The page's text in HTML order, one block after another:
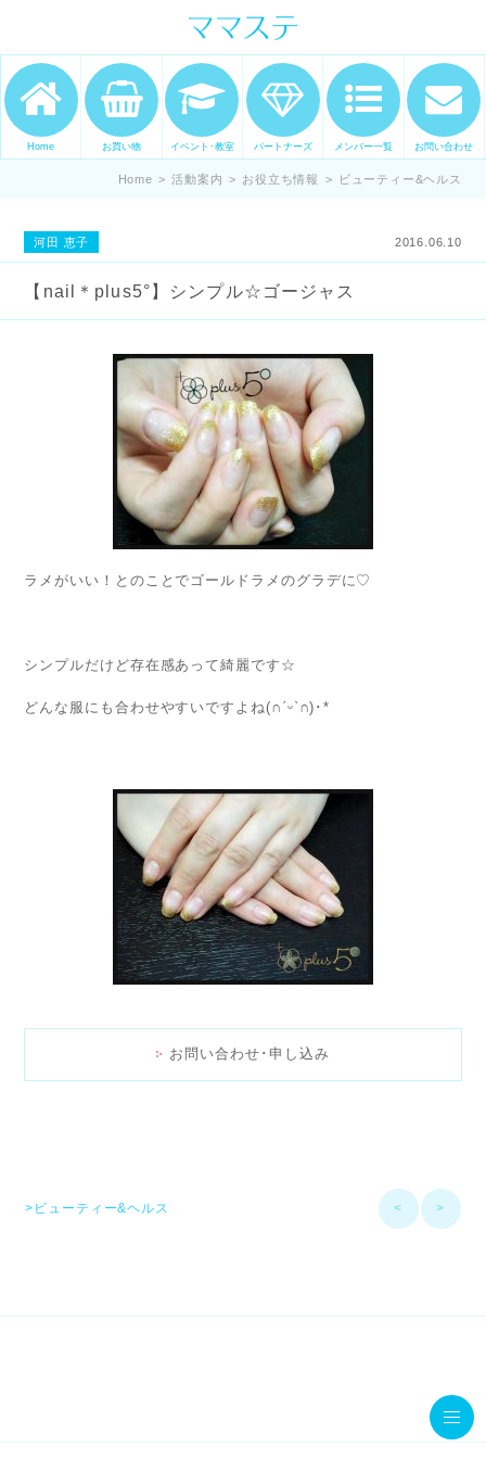
ママの才能発信します。 手づくり
表現ステージ ママステ スキル・セ
ンスを表現したいママが集まって
ます。
Home お買い物 イベント･教室 パートナーズ メンバー一覧 お問い合わせ
Home > 活動案内 > お役立ち情報 > ビューティー&ヘルス
河田 恵子 2016.06.10
【nail＊plus5°】シンプル☆ゴージャス
ラメがいい！とのことでゴールドラメのグラデに♡
シンプルだけど存在感あって綺麗です☆
どんな服にも合わせやすいですよね(∩ˊᵕˋ∩)･*
お問い合わせ･申し込み
>ビューティー&ヘルス < >